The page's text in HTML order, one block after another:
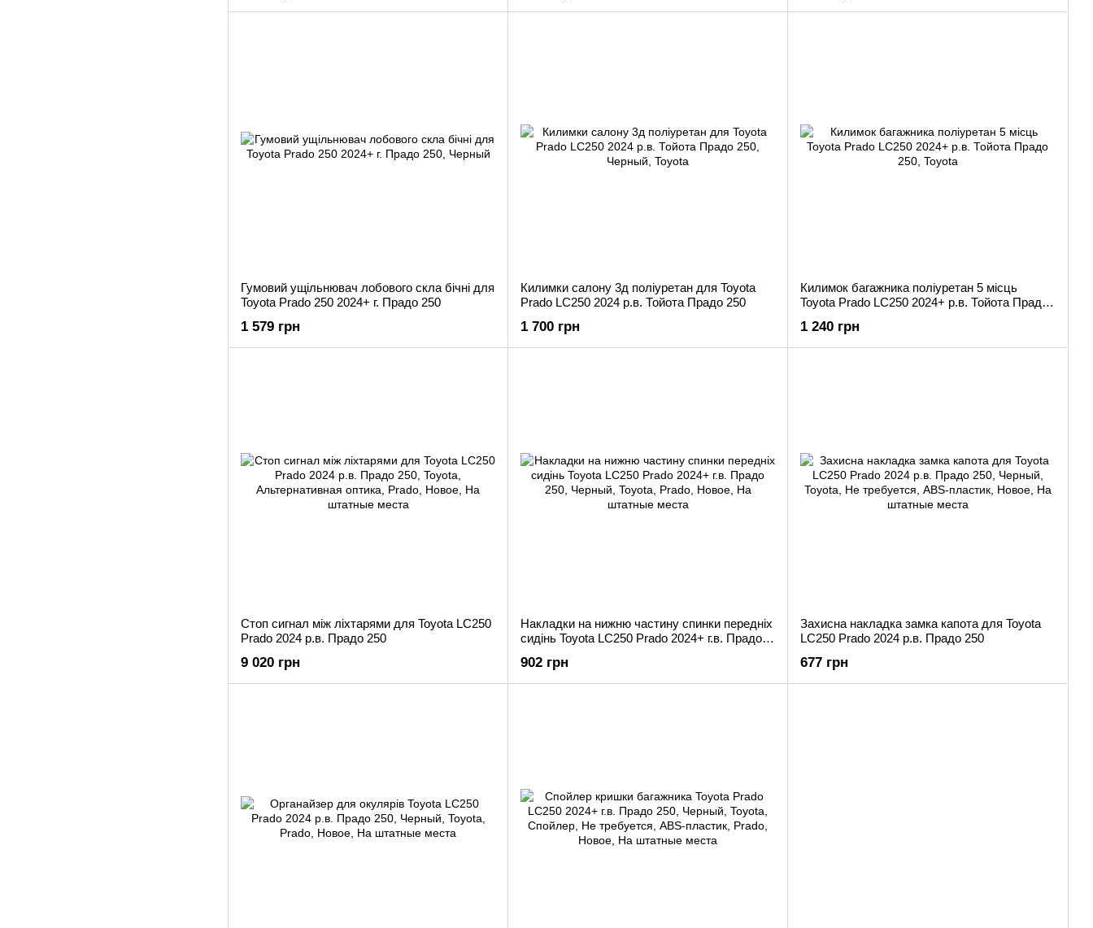
Гумовий ущільнювач лобового скла бічні для
Toyota Prado 250 2024+ г. Прадо 250
1 579 грн
Килимки салону 3д поліуретан для Toyota
Prado LC250 2024 р.в. Тойота Прадо 250
1 700 грн
Килимок багажника поліуретан 5 місць
Toyota Prado LC250 2024+ р.в. Тойота Прадо
1 240 грн
Стоп сигнал між ліхтарями для Toyota LC250
Prado 2024 р.в. Прадо 250
9 020 грн
Накладки на нижню частину спинки передніх
сидінь Toyota LC250 Prado 2024+ г.в. Прадо
902 грн
Захисна накладка замка капота для Toyota
LC250 Prado 2024 р.в. Прадо 250
677 грн